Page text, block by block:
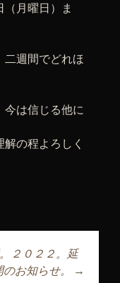
月曜日）ま
週間でどれほ
今は信じる他に
の程よろしく
２０２２。延
お知らせ。 →